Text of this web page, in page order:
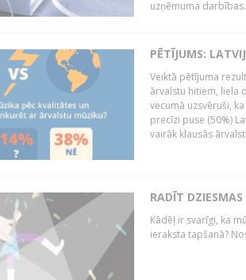
uzņēmuma
PĒTĪJUMS:
Veiktā pētījuma
ārvalstu hitiem, liela
vecumā uzsvēruši,
precīzi puse (50%)
vairāk klausās
RADĪT
Kādēļ ir svarīgi, ka
ieraksta tapšanā?